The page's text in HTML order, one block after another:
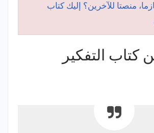
منصتا للآخرين؟ إليك كتاب
التفكير